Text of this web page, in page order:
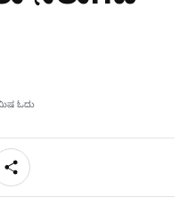
ಓದು
S
h